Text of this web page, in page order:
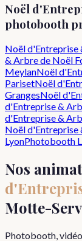
Noël
photobooth
Noël d'Entreprise
& Arbre de Noël
MeylanNoël
ParisetNoël
GrangesNoël
d'Entreprise &
d'Entreprise &
Noël d'Entreprise
LyonPhotobooth
Nos
Motte-
Photobooth,